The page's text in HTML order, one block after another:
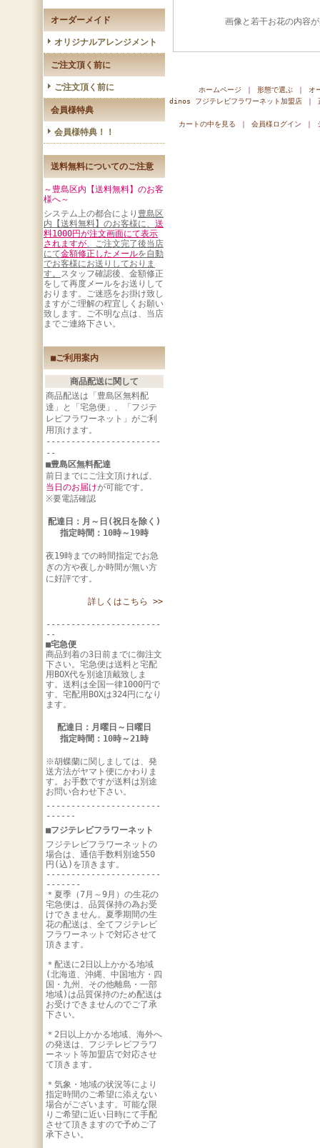
オーダーメイド
オリジナルアレンジメント
ご注文頂く前に
ご注文頂く前に
会員様特典
会員様特典！！
送料無料についてのご注意
～豊島区内【送料無料】のお客
様へ～
システム上の都合により 豊島区
内【送料無料】のお客様に、 送
料1000円が注文画面にて表示
されますが、ご注文完了後当店
にて金額修正したメールを自動
でお客様にお送りしておりま
す。 スタッフ確認後、金額修正
をして再度メールをお送りして
おります。ご迷惑をお掛け致し
ますがご理解の程宜しくお願い
致します。ご不明な点は、当店
までご連絡下さい。
■ご利用案内
商品配送に関して
商品配送は「豊島区無料配
達」と「宅急便」、「フジテ
レビフラワーネット」がご利
用頂けます。
-----------------------
--
■豊島区無料配達
前日までにご注文頂ければ、
当日のお届けが可能です。
※要電話確認
配達日：月～日(祝日を除く)
指定時間：10時～19時
夜19時までの時間指定でお急
ぎの方や夜しか時間が無い方
に好評です。
詳しくはこちら >>
-----------------------
--
■宅急便
商品到着の3日前までに御注文
下さい。宅急便は送料と宅配
用BOX代を別途頂戴致しま
す。送料は全国一律1000円で
す。宅配用BOXは324円になり
ます。
配達日：月曜日～日曜日
指定時間：10時～21時
※胡蝶蘭に関しましては、発
送方法がヤマト便にかわりま
す。お手数ですが送料は別途
お問い合わせ下さい。
-----------------------
------
■フジテレビフラワーネット
フジテレビフラワーネットの
場合は、通信手数料別途550
円(込)を頂きます。
-----------------------
-------
＊夏季（7月～9月）の生花の
宅急便は、品質保持の為お受
けできません。夏季期間の生
花の配送は、全てフジテレビ
フラワーネットで対応させて
頂きます。
＊配送に2日以上かかる地域
(北海道、沖縄、中国地方・四
国・九州、その他離島・一部
地域)は品質保持のため配送は
お受けできませんのでご了承
下さい。
＊2日以上かかる地域、海外へ
の発送は、フジテレビフラワ
ーネット等加盟店で対応させ
て頂きます。
＊気象・地域の状況等により
指定時間のご希望に添えない
場合がございます。可能な限
りご希望に近い日時にて手配
させて頂きますので予めご了
承下さい。
画像と若干お花の内容
ホームページ ｜ 形態で選ぶ ｜ オ
dinos フジテレビフラワーネット加盟店 ｜
カートの中を見る ｜ 会員様ログイン ｜